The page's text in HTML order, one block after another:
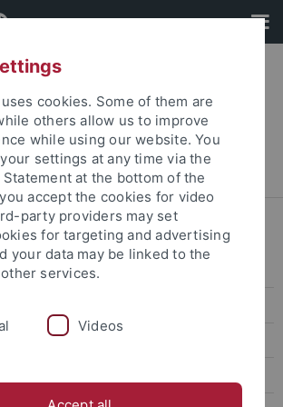
Kimmich
... Modalités de candidature
cookies. Some of them are
others allow us to improve
while using our website. You
settings at any time via the
Statement at the bottom of the
accept the cookies for video
party providers may set
for targeting and advertising
your data may be linked to the
services.
Videos